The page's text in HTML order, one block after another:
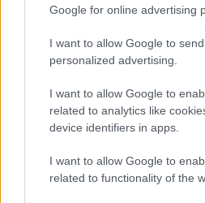
Google for online advertising
I want to allow Google to
personalized advertising.
I want to allow Google to
related to analytics like
device identifiers in apps.
I want to allow Google to
related to functionality of the
Felkészülési szezon 4. mérkőzés
2026-08-08 17:00
Leeds UnitedvsManchester United
ELŐZŐ MÉRKŐZÉSEK